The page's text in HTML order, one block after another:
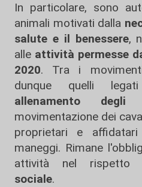
In particolare, sono
animali motivati dalla
salute e il benessere,
alle attività permesse
2020. Tra i
dunque quelli
allenamento degli
movimentazione dei
proprietari e
maneggi. Rimane
attività nel rispetto
sociale.